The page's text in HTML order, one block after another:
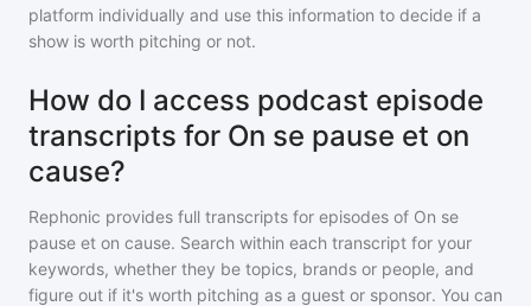
platform individually and use this information to decide if a
show is worth pitching or not.
How do I access podcast episode
transcripts for On se pause et on
cause?
Rephonic provides full transcripts for episodes of On se
pause et on cause. Search within each transcript for your
keywords, whether they be topics, brands or people, and
figure out if it's worth pitching as a guest or sponsor. You can